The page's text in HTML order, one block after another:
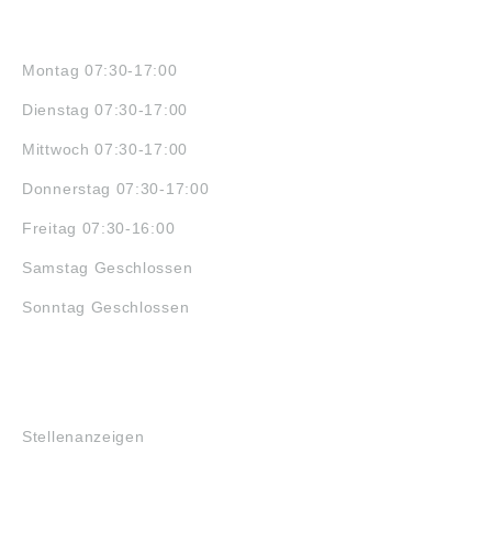
Montag 07:30-17:00
Dienstag 07:30-17:00
Mittwoch 07:30-17:00
Donnerstag 07:30-17:00
Freitag 07:30-16:00
Samstag Geschlossen
Sonntag Geschlossen
Stellenanzeigen